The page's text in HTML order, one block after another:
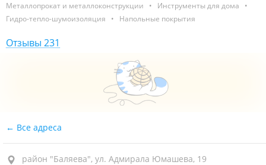
Металлопрокат и металлоконструкции
• Инструменты для дома
•
Гидро-тепло-шумоизоляция
• Напольные покрытия
Отзывы 231
Все адреса
район "Баляева", ул. Адмирала Юмашева, 19